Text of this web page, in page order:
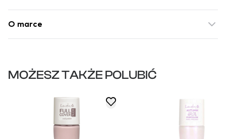
O marce
MOŻESZ TAKŻE POLUBIĆ